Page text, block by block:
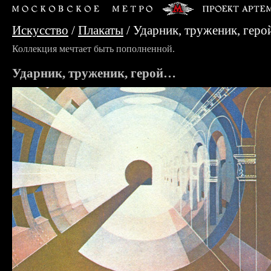
Искусство / Плакаты / Ударник, труженик,
Коллекция мечтает быть пополненной.
Ударник, труженик, герой…